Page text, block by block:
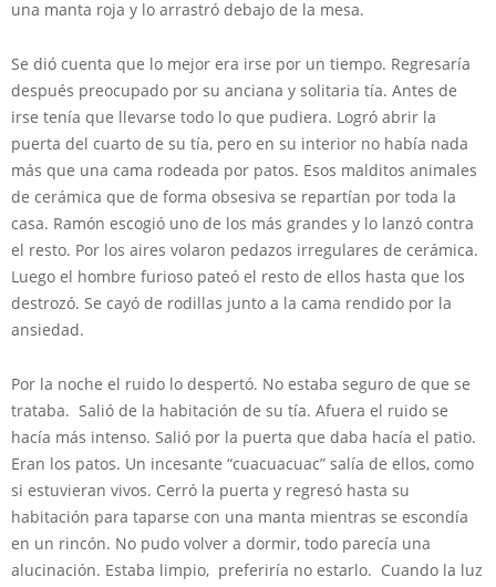
una manta roja y lo arrastró debajo de la mesa.
Se dió cuenta que lo mejor era irse por un tiempo. Regresaría
después preocupado por su anciana y solitaria tía. Antes de
irse tenía que llevarse todo lo que pudiera. Logró abrir la
puerta del cuarto de su tía, pero en su interior no había nada
más que una cama rodeada por patos. Esos malditos animales
de cerámica que de forma obsesiva se repartían por toda la
casa. Ramón escogió uno de los más grandes y lo lanzó contra
el resto. Por los aires volaron pedazos irregulares de cerámica.
Luego el hombre furioso pateó el resto de ellos hasta que los
destrozó. Se cayó de rodillas junto a la cama rendido por la
ansiedad.
Por la noche el ruido lo despertó. No estaba seguro de que se
trataba. Salió de la habitación de su tía. Afuera el ruido se
hacía más intenso. Salió por la puerta que daba hacía el patio.
Eran los patos. Un incesante “cuacuacuac” salía de ellos, como
si estuvieran vivos. Cerró la puerta y regresó hasta su
habitación para taparse con una manta mientras se escondía
en un rincón. No pudo volver a dormir, todo parecía una
alucinación. Estaba limpio, preferiría no estarlo. Cuando la luz